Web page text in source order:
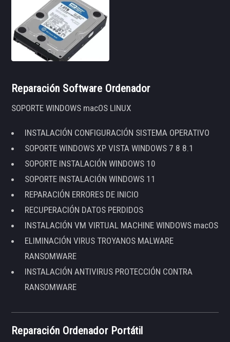
Reparación Software Ordenador
SOPORTE WINDOWS macOS LINUX
INSTALACIÓN CONFIGURACIÓN SISTEMA OPERATIVO
SOPORTE WINDOWS XP VISTA WINDOWS 7 8 8.1
SOPORTE INSTALACIÓN WINDOWS 10
SOPORTE INSTALACIÓN WINDOWS 11
REPARACIÓN ERRORES DE INICIO
RECUPERACIÓN DATOS PERDIDOS
INSTALACIÓN VM VIRTUAL MACHINE WINDOWS macOS
ELIMINACIÓN VIRUS TROYANOS MALWARE
RANSOMWARE
INSTALACIÓN ANTIVIRUS PROTECCIÓN CONTRA
RANSOMWARE
Reparación Ordenador Portátil